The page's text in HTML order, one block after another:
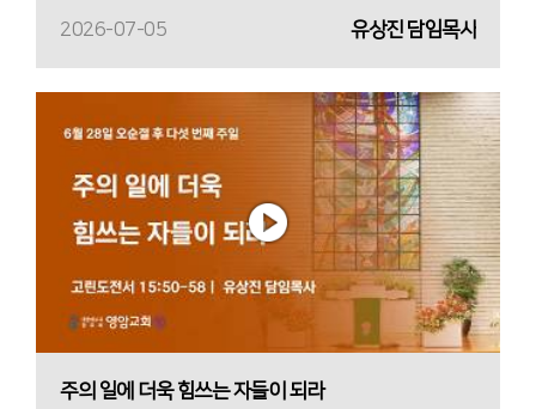
2026-07-05
유상진 담임목사
주의 일에 더욱 힘쓰는 자들이 되라